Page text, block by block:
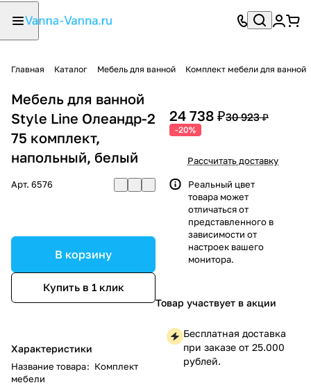
Главная Каталог Мебель для ванной Комплект мебели для ванной
Мебель для ванной
Style Line Олеандр-2
75 комплект,
напольный, белый
Арт. 6576
В корзину
Купить в 1 клик
Характеристики
Название товара: Комплект
мебели
24 738 ₽30 923 ₽
-20%
Рассчитать доставку
Реальный цвет
товара может
отличаться от
представленного в
зависимости от
настроек вашего
монитора.
Товар участвует в акции
Бесплатная доставка
при заказе от 25.000
рублей.